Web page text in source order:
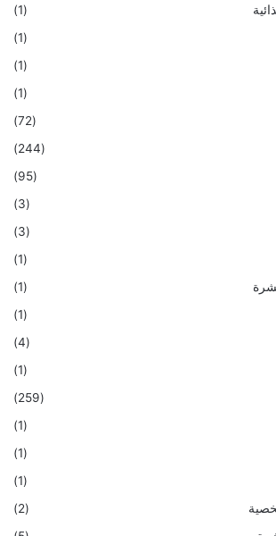
(1)
(1)
(1)
(1)
(72)
(244)
(95)
(3)
(3)
(1)
(1)
(1)
(4)
(1)
(259)
(1)
(1)
(1)
(2)